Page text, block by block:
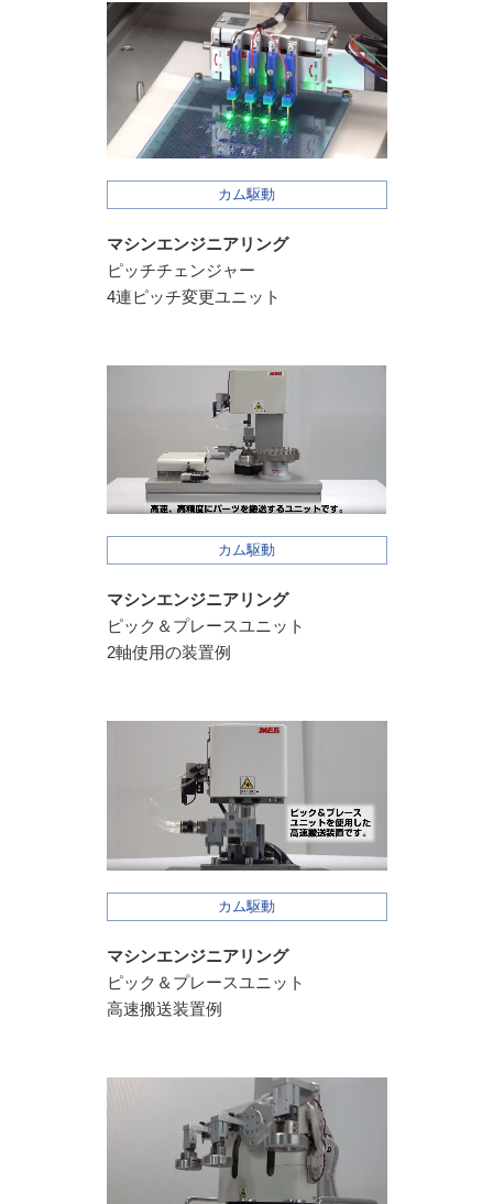
カム駆動
マシンエンジニアリング
ピッチチェンジャー
4連ピッチ変更ユニット
カム駆動
マシンエンジニアリング
ピック＆プレースユニット
2軸使用の装置例
カム駆動
マシンエンジニアリング
ピック＆プレースユニット
高速搬送装置例